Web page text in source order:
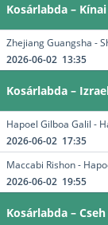
Kosárlabda –
Zhejiang Guangsha -
2026-06-02 13:35
Kosárlabda –
Hapoel Gilboa Galil -
2026-06-02 17:35
Maccabi Rishon -
2026-06-02 19:55
Kosárlabda –